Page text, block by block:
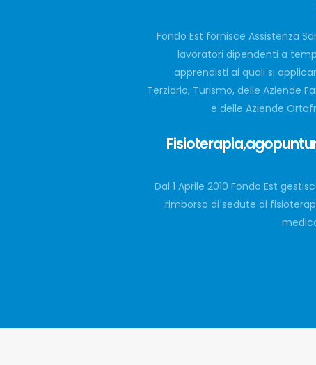
Fondo Est fornisce Assistenza
lavoratori dipendenti a
apprendisti ai quali si
Terziario, Turismo, delle Aziende
e delle Aziende
Dal 1 Aprile 2010 Fondo Est
rimborso di sedute di